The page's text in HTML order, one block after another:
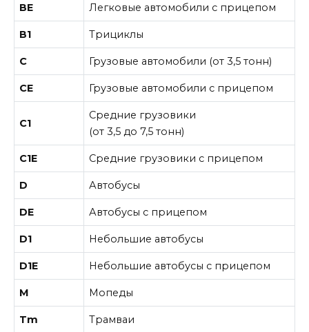
ВE Легковые автомобили с прицепом
В1 Трициклы
С Грузовые автомобили (от 3,5 тонн)
СE Грузовые автомобили с прицепом
С1
Средние грузовики
(от 3,5 до 7,5 тонн)
С1E Средние грузовики с прицепом
D Автобусы
DE Автобусы с прицепом
D1 Небольшие автобусы
D1E Небольшие автобусы с прицепом
М Мопеды
Tm Трамваи